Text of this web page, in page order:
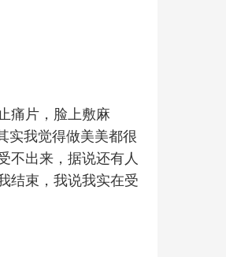
痛片，脸上敷麻
实我觉得做美美都很
不出来，据说还有人
结束，我说我实在受